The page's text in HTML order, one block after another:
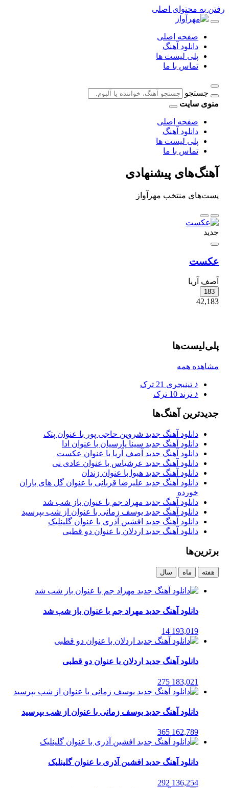
رفتن به محتوای اصلی
صفحه اصلی
دانلود آهنگ
پلی لیست ها
تماس با ما
جستجو
منوی سایت
صفحه اصلی
دانلود آهنگ
پلی لیست ها
تماس با ما
آهنگ‌های پیشنهادی
پست‌های منتخب مهرآواز
جدید
عکست
آصف آریا
183
42,183
پلی‌لیست‌ها
مشاهده همه
♪ تینیجری 21 ترک
♪ ترند 10 ترک
جدیدترین آهنگ‌ها
دانلود آهنگ جدید شروین حاجی پور با عنوان پتک
دانلود آهنگ جدید سینا پارسیان با عنوان ادا
دانلود آهنگ جدید آصف آریا با عنوان عکست
دانلود آهنگ جدید عرشیاس با عنوان عادی نی
دانلود آهنگ جدید هیوا با عنوان زندان
دانلود آهنگ جدید علیرضا قربانی با عنوان گل های باران
خورده
دانلود آهنگ جدید مهراد جم با عنوان باز شب شد
دانلود آهنگ جدید یوسف زمانی با عنوان از شب بپرسید
دانلود آهنگ جدید افشین آذری با عنوان گلینلیک
دانلود آهنگ جدید اردلان با عنوان دو قطبی
برترین‌ها
هفته ماه سال
دانلود آهنگ جدید مهراد جم با عنوان باز شب شد
193,019
14
دانلود آهنگ جدید اردلان با عنوان دو قطبی
183,021
275
دانلود آهنگ جدید یوسف زمانی با عنوان از شب بپرسید
162,789
365
دانلود آهنگ جدید افشین آذری با عنوان گلینلیک
136,254
292